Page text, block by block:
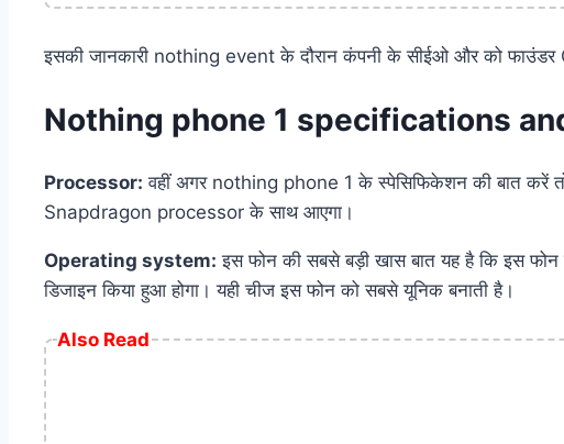
इसकी जानकारी nothing event के दौरान कंपनी के सीईओ और को
Nothing phone 1 specifications
Processor: वहीं अगर nothing phone 1 के स्पेसिफिकेशन की बात करें
Snapdragon processor के साथ आएगा।
Operating system: इस फोन की सबसे बड़ी खास बात यह है कि इस फोन
डिजाइन किया हुआ होगा। यही चीज इस फोन को सबसे यूनिक बनाती है।
Also Read